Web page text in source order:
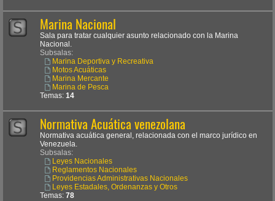
Marina Nacional
Sala para tratar cualquier asunto relacionado con la Marina
Nacional.
Subsalas:
Marina Deportiva y Recreativa
Motos Acuáticas
Marina Mercante
Marina de Pesca
Temas: 14
Normativa Acuática venezolana
Normativa acuática general, relacionada con el marco jurídico en
Venezuela.
Subsalas:
Leyes Nacionales
Reglamentos Nacionales
Providencias Administrativas Nacionales
Leyes Estadales, Ordenanzas y Otros
Temas: 78